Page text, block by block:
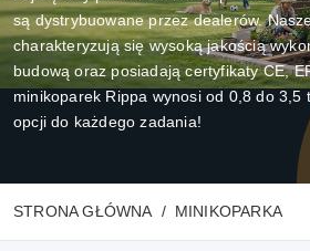
są dystrybuowane przez dealerów.
charakteryzują się wysoką jakością
budową oraz posiadają certyfikaty CE,
minikoparek Rippa wynosi od 0,8 do 3,5
opcji do każdego zadania!
STRONA GŁÓWNA MINIKOPARKA